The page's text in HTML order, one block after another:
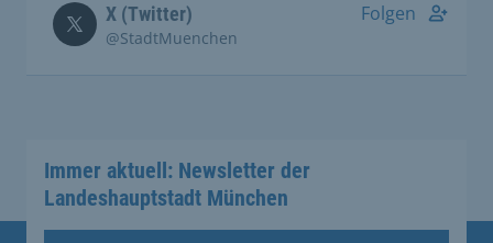
X (Twitter)
@StadtMuenchen
Folgen
Immer aktuell: Newsletter der
Landeshauptstadt München